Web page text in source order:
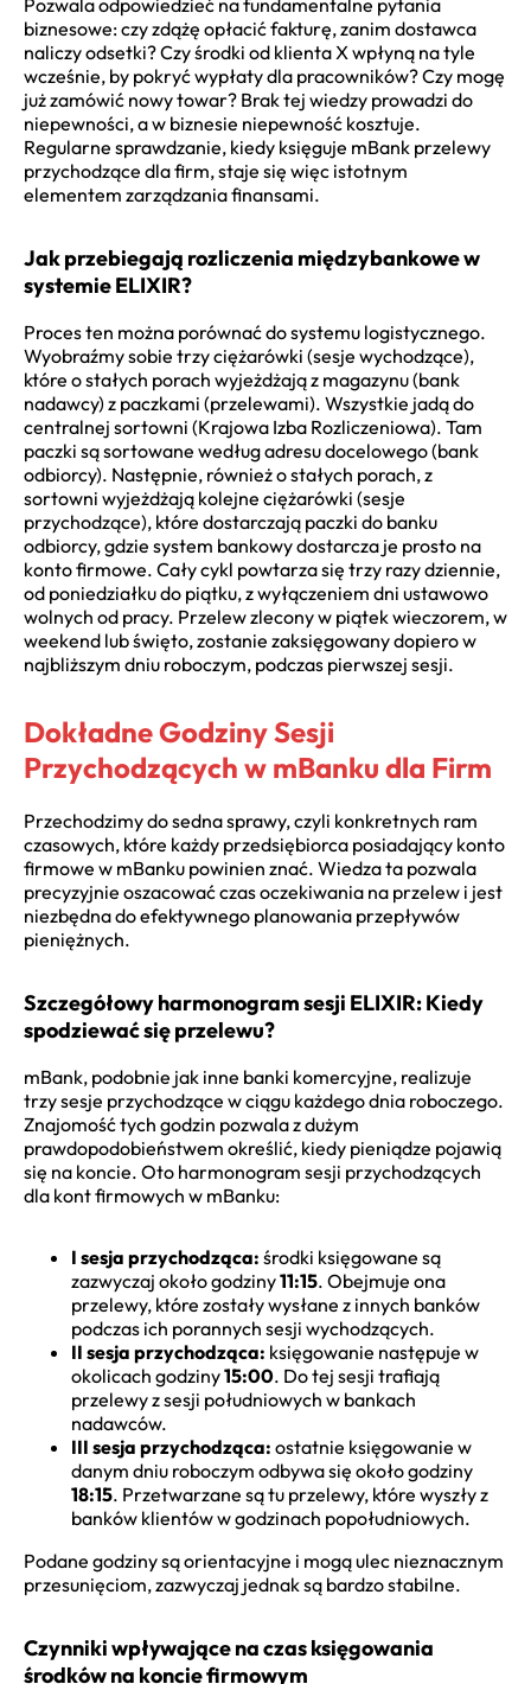
biznesowe: czy zdążę opłacić fakturę, zanim dostawca
naliczy odsetki? Czy środki od klienta X wpłyną na tyle
wcześnie, by pokryć wypłaty dla pracowników? Czy mogę
już zamówić nowy towar? Brak tej wiedzy prowadzi do
niepewności, a w biznesie niepewność kosztuje.
Regularne sprawdzanie, kiedy księguje mBank przelewy
przychodzące dla firm, staje się więc istotnym
elementem zarządzania finansami.
Jak przebiegają rozliczenia międzybankowe w
systemie ELIXIR?
Proces ten można porównać do systemu logistycznego.
Wyobraźmy sobie trzy ciężarówki (sesje wychodzące),
które o stałych porach wyjeżdżają z magazynu (bank
nadawcy) z paczkami (przelewami). Wszystkie jadą do
centralnej sortowni (Krajowa Izba Rozliczeniowa). Tam
paczki są sortowane według adresu docelowego (bank
odbiorcy). Następnie, również o stałych porach, z
sortowni wyjeżdżają kolejne ciężarówki (sesje
przychodzące), które dostarczają paczki do banku
odbiorcy, gdzie system bankowy dostarcza je prosto na
konto firmowe. Cały cykl powtarza się trzy razy dziennie,
od poniedziałku do piątku, z wyłączeniem dni ustawowo
wolnych od pracy. Przelew zlecony w piątek wieczorem, w
weekend lub święto, zostanie zaksięgowany dopiero w
najbliższym dniu roboczym, podczas pierwszej sesji.
Dokładne Godziny Sesji
Przychodzących w mBanku dla Firm
Przechodzimy do sedna sprawy, czyli konkretnych ram
czasowych, które każdy przedsiębiorca posiadający konto
firmowe w mBanku powinien znać. Wiedza ta pozwala
precyzyjnie oszacować czas oczekiwania na przelew i jest
niezbędna do efektywnego planowania przepływów
pieniężnych.
Szczegółowy harmonogram sesji ELIXIR: Kiedy
spodziewać się przelewu?
mBank, podobnie jak inne banki komercyjne, realizuje
trzy sesje przychodzące w ciągu każdego dnia roboczego.
Znajomość tych godzin pozwala z dużym
prawdopodobieństwem określić, kiedy pieniądze pojawią
się na koncie. Oto harmonogram sesji przychodzących
dla kont firmowych w mBanku:
I sesja przychodząca: środki księgowane są
zazwyczaj około godziny11:15. Obejmuje ona
przelewy, które zostały wysłane z innych banków
podczas ich porannych sesji wychodzących.
II sesja przychodząca: księgowanie następuje w
okolicach godziny15:00. Do tej sesji trafiają
przelewy z sesji południowych w bankach
nadawców.
III sesja przychodząca: ostatnie księgowanie w
danym dniu roboczym odbywa się około godziny
18:15. Przetwarzane są tu przelewy, które wyszły z
banków klientów w godzinach popołudniowych.
Podane godziny są orientacyjne i mogą ulec nieznacznym
przesunięciom, zazwyczaj jednak są bardzo stabilne.
Czynniki wpływające na czas księgowania
środków na koncie firmowym